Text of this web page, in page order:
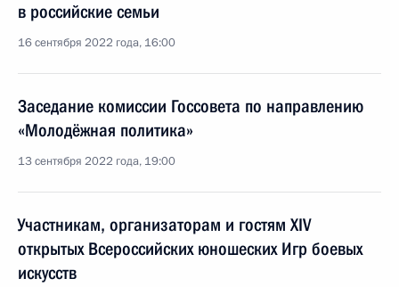
в российские семьи
16 сентября 2022 года, 16:00
Заседание комиссии Госсовета по направлению
«Молодёжная политика»
13 сентября 2022 года, 19:00
Участникам, организаторам и гостям XIV
открытых Всероссийских юношеских Игр боевых
искусств